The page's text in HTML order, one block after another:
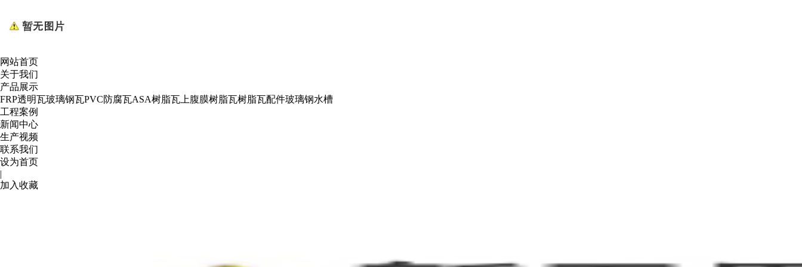
网站首页
关于我们
产品展示
FRP透明瓦玻璃钢瓦PVC防腐瓦ASA树脂瓦 上腹膜树脂瓦树脂瓦配件玻璃钢水槽
工程案例
新闻中心
生产视频
联系我们
设为首页
|
加入收藏